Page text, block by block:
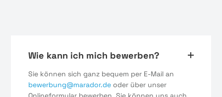
Wie kann ich mich bewerben?
Sie können sich ganz bequem per E-Mail an
bewerbung@marador.de oder über unser